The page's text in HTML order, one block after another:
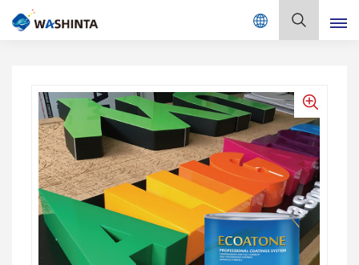
Mix Color Online
English
Français
Deutsch
Русский
Español